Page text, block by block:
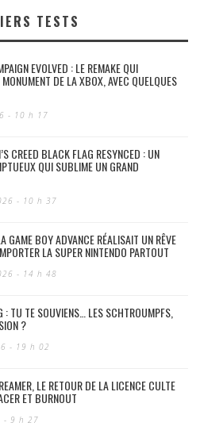
TESTS
EVOLVED : LE REMAKE QUI
DE LA XBOX, AVEC QUELQUES
- 10 h 17
CREED BLACK FLAG RESYNCED : UN
QUI SUBLIME UN GRAND
- 10 h 37
GAME BOY ADVANCE RÉALISAIT UN RÊVE
LA SUPER NINTENDO PARTOUT
- 14 h 48
: TU TE SOUVIENS… LES SCHTROUMPFS,
?
- 19 h 02
LE RETOUR DE LA LICENCE CULTE
ET BURNOUT
- 9 h 27